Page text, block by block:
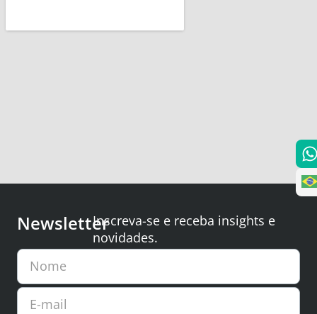
NewsletterInscreva-se e receba insights e
novidades.
Nome
E-mail